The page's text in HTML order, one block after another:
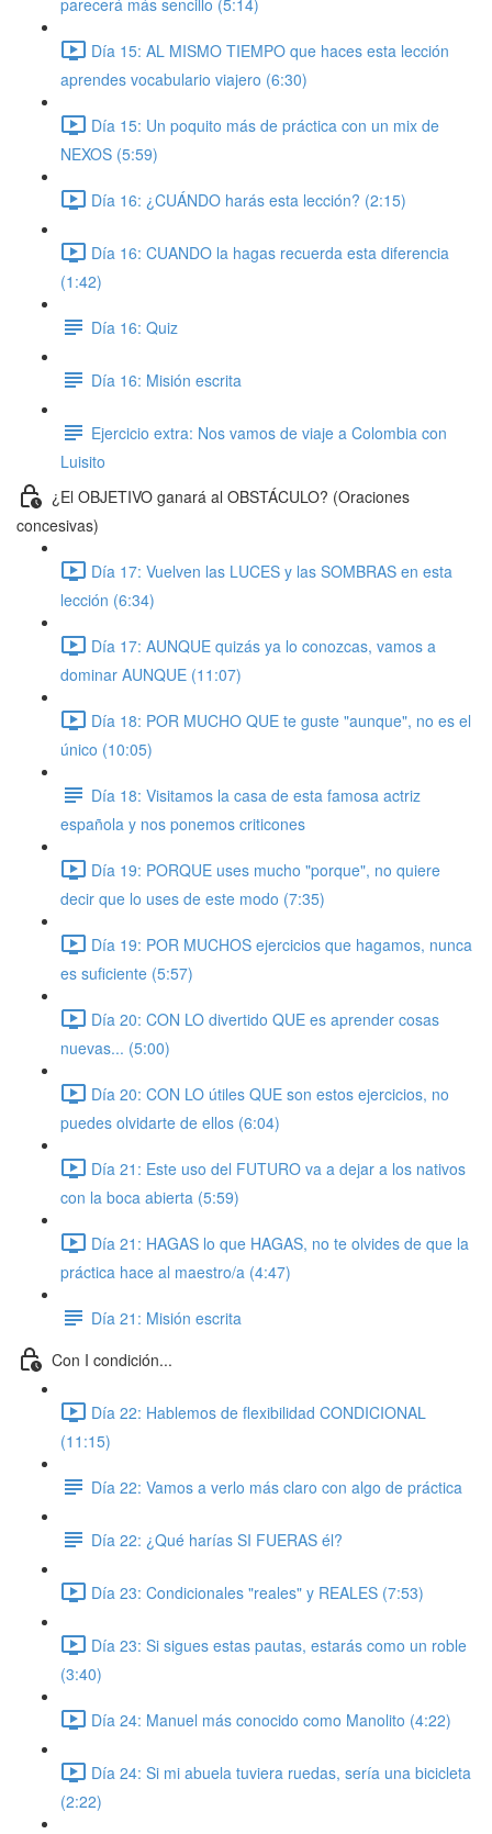
parecerá más sencillo (5:14)
Día 15: AL MISMO TIEMPO que haces esta lección
aprendes vocabulario viajero (6:30)
Día 15: Un poquito más de práctica con un mix de
NEXOS (5:59)
Día 16: ¿CUÁNDO harás esta lección? (2:15)
Día 16: CUANDO la hagas recuerda esta diferencia
(1:42)
Día 16: Quiz
Día 16: Misión escrita
Ejercicio extra: Nos vamos de viaje a Colombia con
Luisito
¿El OBJETIVO ganará al OBSTÁCULO? (Oraciones
concesivas)
Día 17: Vuelven las LUCES y las SOMBRAS en esta
lección (6:34)
Día 17: AUNQUE quizás ya lo conozcas, vamos a
dominar AUNQUE (11:07)
Día 18: POR MUCHO QUE te guste "aunque", no es el
único (10:05)
Día 18: Visitamos la casa de esta famosa actriz
española y nos ponemos criticones
Día 19: PORQUE uses mucho "porque", no quiere
decir que lo uses de este modo (7:35)
Día 19: POR MUCHOS ejercicios que hagamos, nunca
es suficiente (5:57)
Día 20: CON LO divertido QUE es aprender cosas
nuevas... (5:00)
Día 20: CON LO útiles QUE son estos ejercicios, no
puedes olvidarte de ellos (6:04)
Día 21: Este uso del FUTURO va a dejar a los nativos
con la boca abierta (5:59)
Día 21: HAGAS lo que HAGAS, no te olvides de que la
práctica hace al maestro/a (4:47)
Día 21: Misión escrita
Con I condición...
Día 22: Hablemos de flexibilidad CONDICIONAL
(11:15)
Día 22: Vamos a verlo más claro con algo de práctica
Día 22: ¿Qué harías SI FUERAS él?
Día 23: Condicionales "reales" y REALES (7:53)
Día 23: Si sigues estas pautas, estarás como un roble
(3:40)
Día 24: Manuel más conocido como Manolito (4:22)
Día 24: Si mi abuela tuviera ruedas, sería una bicicleta
(2:22)